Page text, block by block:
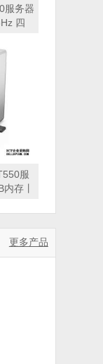
服务器
四
保修)
服
存丨
丨三
更多产品